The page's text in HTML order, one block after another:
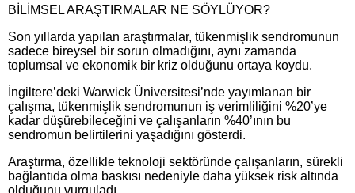
BİLİMSEL ARAŞTIRMALAR NE SÖYLÜYOR?
Son yıllarda yapılan araştırmalar, tükenmişlik sendromunun
sadece bireysel bir sorun olmadığını, aynı zamanda
toplumsal ve ekonomik bir kriz olduğunu ortaya koydu.
İngiltere’deki Warwick Üniversitesi’nde yayımlanan bir
çalışma, tükenmişlik sendromunun iş verimliliğini %20’ye
kadar düşürebileceğini ve çalışanların %40’ının bu
sendromun belirtilerini yaşadığını gösterdi.
Araştırma, özellikle teknoloji sektöründe çalışanların, sürekli
bağlantıda olma baskısı nedeniyle daha yüksek risk altında